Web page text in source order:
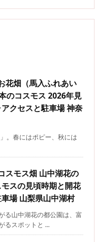
花畑（馬入ふれあい
のコスモス 2026年見
クセスと駐車場 神奈
。春にはポピー、秋には
スモス畑 山中湖花の
スの見頃時期と開花
場 山梨県山中湖村
る山中湖花の都公園は、富
るスポットと ...